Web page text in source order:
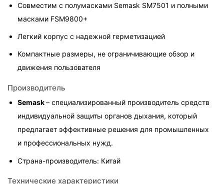
Совместим с полумасками Semask SM7501 и полными
масками FSM9800+
Легкий корпус с надежной герметизацией
Компактные размеры, не ограничивающие обзор и
движения пользователя
Производитель
Semask – специализированный производитель средств
индивидуальной защиты органов дыхания, который
предлагает эффективные решения для промышленных
и профессиональных нужд.
Страна-производитель: Китай
Технические характеристики